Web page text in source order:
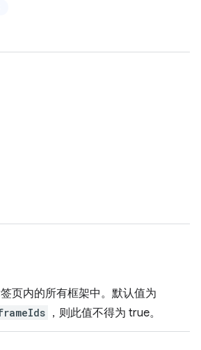
页内的所有框架中。默认值为
，则此值不得为 true。